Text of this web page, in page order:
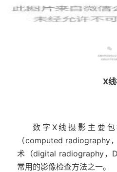
X
数字X线摄影主要
（computed radiography
术（digital radiography，
常用的影像检查方法之一。